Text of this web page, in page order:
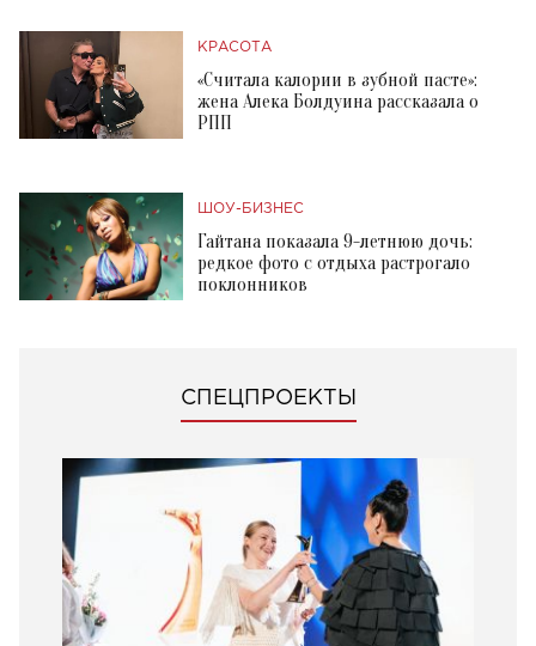
КРАСОТА
«Считала калории в зубной пасте»:
жена Алека Болдуина рассказала о
РПП
ШОУ-БИЗНЕС
Гайтана показала 9-летнюю дочь:
редкое фото с отдыха растрогало
поклонников
СПЕЦПРОЕКТЫ